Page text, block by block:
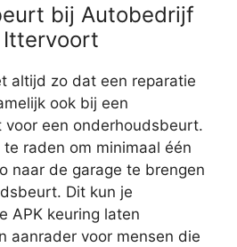
bij Autobedrijf
Ittervoort
altijd zo dat een reparatie
ook bij een
voor een onderhoudsbeurt.
raden om minimaal één
naar de garage te brengen
Dit kun je
APK keuring laten
aanrader voor mensen die